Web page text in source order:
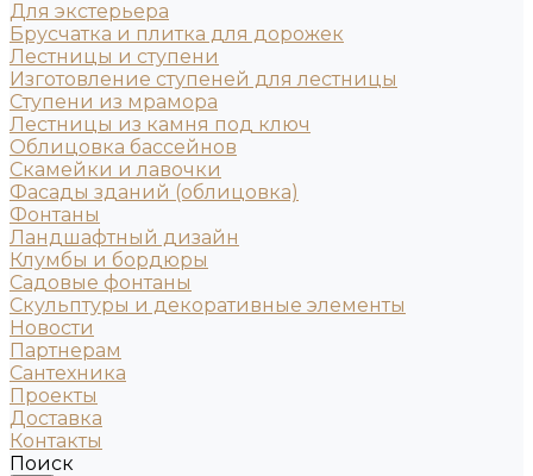
Для экстерьера
Брусчатка и плитка для дорожек
Лестницы и ступени
Изготовление ступеней для лестницы
Ступени из мрамора
Лестницы из камня под ключ
Облицовка бассейнов
Скамейки и лавочки
Фасады зданий (облицовка)
Фонтаны
Ландшафтный дизайн
Клумбы и бордюры
Садовые фонтаны
Скульптуры и декоративные элементы
Новости
Партнерам
Сантехника
Проекты
Доставка
Контакты
Поиск